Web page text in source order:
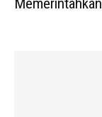
Memerintahkan